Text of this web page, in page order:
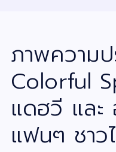
ภาพความ
Colorful
แดฮวี แล
แฟนๆ ชา